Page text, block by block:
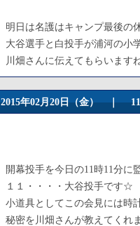
明日は名護はキャンプ最後の
大谷選手と白投手が浦河の小
川畑さんに伝えてもらいます
2015年02月20日（金） ｜
開幕投手を今日の11時11分に
１１・・・・大谷投手です☆
小道具としてこの会見には時
秘密を川畑さんが教えてくれ